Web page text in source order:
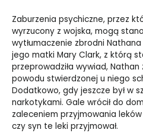
Zaburzenia psychiczne, przez
wyrzucony z wojska, mogą
wytłumaczenie zbrodni Nathana
jego matki Mary Clark, z którą
przeprowadziła wywiad, Nathan
powodu stwierdzonej u niego
Dodatkowo, gdy jeszcze był w
narkotykami. Gale wrócił do
zaleceniem przyjmowania
czy syn te leki przyjmował.